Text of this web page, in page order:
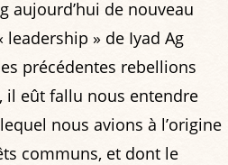
aujourd’hui de nouveau
» de Iyad Ag
précédentes rebellions
il eût fallu nous entendre
nous avions à l’origine
communs, et dont le